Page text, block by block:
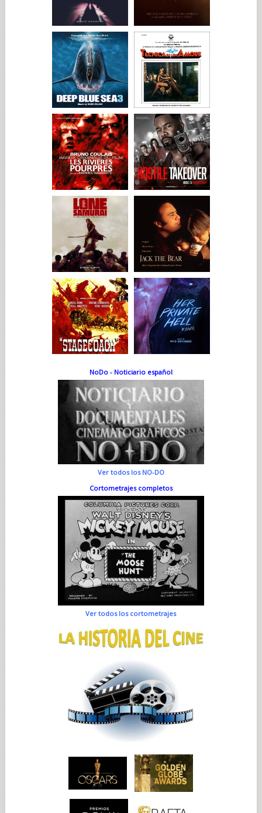
NoDo - Noticiario español
Ver todos los NO-DO
Cortometrajes completos
Ver todos los cortometrajes